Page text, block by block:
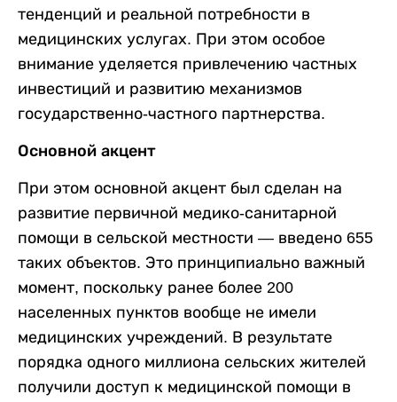
тенденций и реальной потребности в
медицинских услугах. При этом особое
внимание уделяется привлечению частных
инвестиций и развитию механизмов
государственно-частного партнерства.
Основной акцент
При этом основной акцент был сделан на
развитие первичной медико-санитарной
помощи в сельской местности — введено 655
таких объектов. Это принципиально важный
момент, поскольку ранее более 200
населенных пунктов вообще не имели
медицинских учреждений. В результате
порядка одного миллиона сельских жителей
получили доступ к медицинской помощи в